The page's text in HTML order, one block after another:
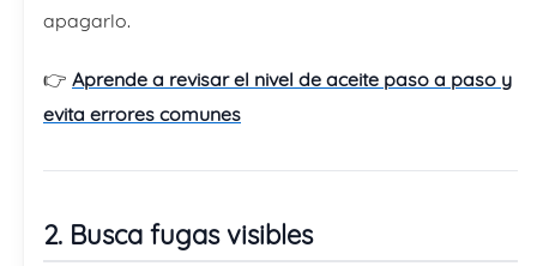
apagarlo.
👉 Aprende a revisar el nivel de aceite paso a paso y
evita errores comunes
2. Busca fugas visibles